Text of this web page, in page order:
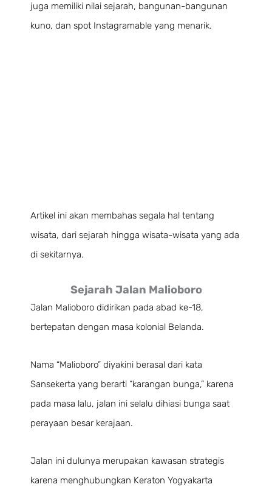
juga memiliki nilai sejarah, bangunan-bangunan
kuno, dan spot Instagramable yang menarik.
Artikel ini akan membahas segala hal tentang
wisata, dari sejarah hingga wisata-wisata yang ada
di sekitarnya.
Sejarah Jalan Malioboro
Jalan Malioboro didirikan pada abad ke-18,
bertepatan dengan masa kolonial Belanda.
Nama “Malioboro” diyakini berasal dari kata
Sansekerta yang berarti “karangan bunga,” karena
pada masa lalu, jalan ini selalu dihiasi bunga saat
perayaan besar kerajaan.
Jalan ini dulunya merupakan kawasan strategis
karena menghubungkan Keraton Yogyakarta